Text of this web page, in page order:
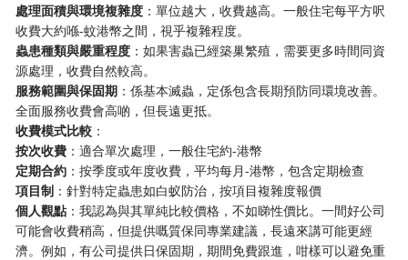
​處理面積與環境複雜度​ ​：單位越大，收費越高。一般住宅每平方呎
收費大約喺-蚊港幣之間，視乎複雜程度。
​蟲患種類與嚴重程度​ ​：如果害蟲已經築巢繁殖，需要更多時間同資
源處理，收費自然較高。
​服務範圍與保固期​ ​：係基本滅蟲，定係包含長期預防同環境改善。
全面服務收費會高啲，但長遠更抵。
​收費模式比較​ ​：
​按次收費​ ​：適合單次處理，一般住宅約-港幣
​定期合約​ ​：按季度或年度收費，平均每月-港幣，包含定期檢查
​項目制​ ​：針對特定蟲患如白蚁防治，按項目複雜度報價
​個人觀點​ ​：我認為與其單純比較價格，不如睇性價比。一間好公司
可能會收費稍高，但提供嘅質保同專業建議，長遠來講可能更經
濟。例如，有公司提供日保固期，期間免費跟進，咁樣可以避免重